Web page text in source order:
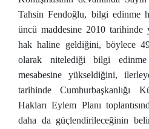
Tahsin Fendoğlu, bilgi edinme
üncü maddesine 2010 tarihinde
hak haline geldiğini, böylece
olarak nitelediği bilgi edinme
mesabesine yükseldiğini,
tarihinde Cumhurbaşkanlığı
Hakları Eylem Planı
daha da güçlendirileceğinin